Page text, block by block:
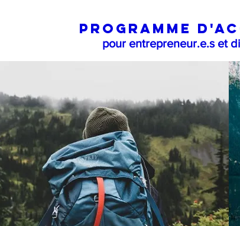
PROGRAMME
pour entrepreneur.e.s et